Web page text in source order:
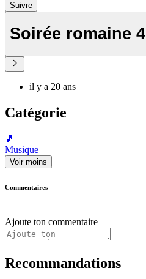
Suivre
Soirée romaine 4
il y a 20 ans
Catégorie
🎵
Musique
Voir moins
Commentaires
Ajoute ton commentaire
Recommandations